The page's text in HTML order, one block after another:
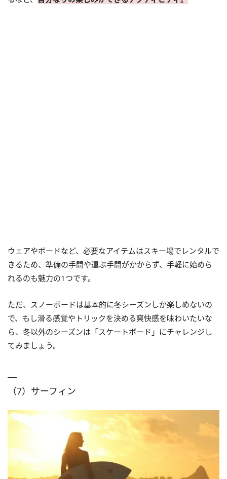
ウェアやボードなど、必要なアイテムはスキー場でレンタルで
きるため、準備の手間や運ぶ手間がかからず、手軽に始めら
れるのも魅力の1つです。
ただ、スノーボードは基本的に冬シーズンしか楽しめないの
で、もし滑る感覚やトリックを決める爽快感を味わいたいな
ら、冬以外のシーズンは「スケートボード」にチャレンジし
てみましょう。
（7）サーフィン